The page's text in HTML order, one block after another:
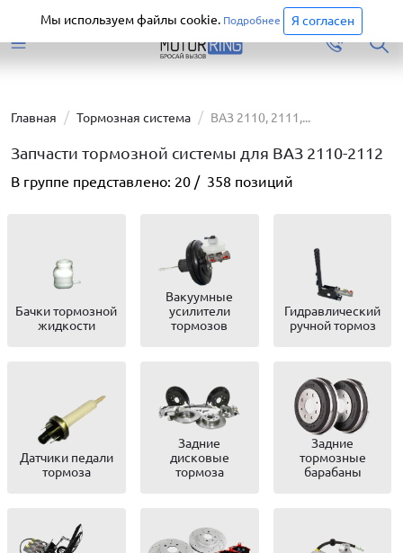
Перейти
Главная Тормозная система ВАЗ 2110, 2111,...
Запчасти тормозной системы для ВАЗ 2110-2112
В группе представлено: 20 / 358 позиций
Бачки тормозной
жидкости
Вакуумные
усилители
тормозов
Гидравлический
ручной тормоз
Датчики педали
тормоза
Задние
дисковые
тормоза
Задние
тормозные
барабаны
Мы используем файлы cookie. Подробнее Я согласен